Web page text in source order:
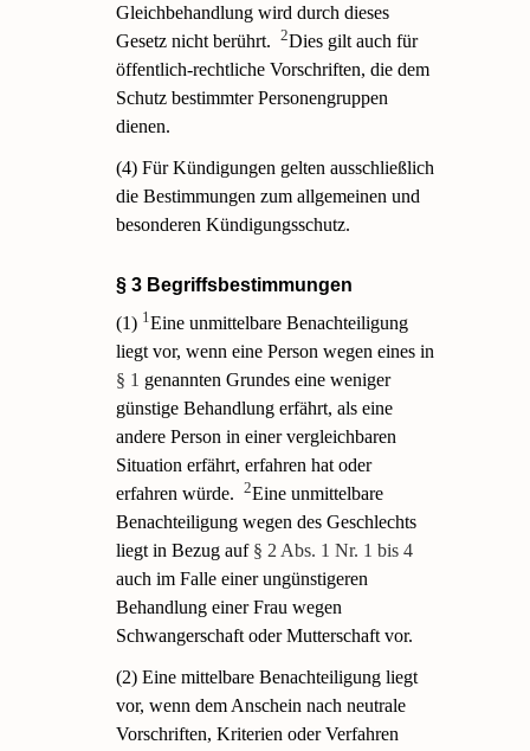
Gleichbehandlung wird durch dieses
Gesetz nicht berührt.
2Dies gilt auch für
öffentlich-rechtliche Vorschriften, die dem
Schutz bestimmter Personengruppen
dienen.
(4) Für Kündigungen gelten ausschließlich
die Bestimmungen zum allgemeinen und
besonderen Kündigungsschutz.
§ 3 Begriffsbestimmungen
(1) 1Eine unmittelbare Benachteiligung
liegt vor, wenn eine Person wegen eines in
§ 1 genannten Grundes eine weniger
günstige Behandlung erfährt, als eine
andere Person in einer vergleichbaren
Situation erfährt, erfahren hat oder
erfahren würde.
2Eine unmittelbare
Benachteiligung wegen des Geschlechts
liegt in Bezug auf § 2 Abs. 1 Nr. 1 bis 4
auch im Falle einer ungünstigeren
Behandlung einer Frau wegen
Schwangerschaft oder Mutterschaft vor.
(2) Eine mittelbare Benachteiligung liegt
vor, wenn dem Anschein nach neutrale
Vorschriften, Kriterien oder Verfahren